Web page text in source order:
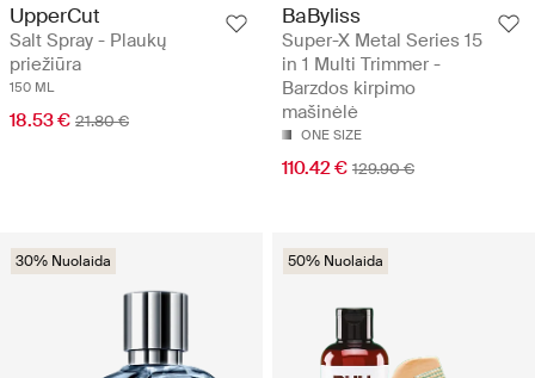
UpperCut
Salt Spray - Plaukų
priežiūra
150 ML
18.53 € 21.80 €
BaByliss
Super-X Metal Series 15
in 1 Multi Trimmer -
Barzdos kirpimo
mašinėlė
ONE SIZE
110.42 € 129.90 €
30% Nuolaida 50% Nuolaida